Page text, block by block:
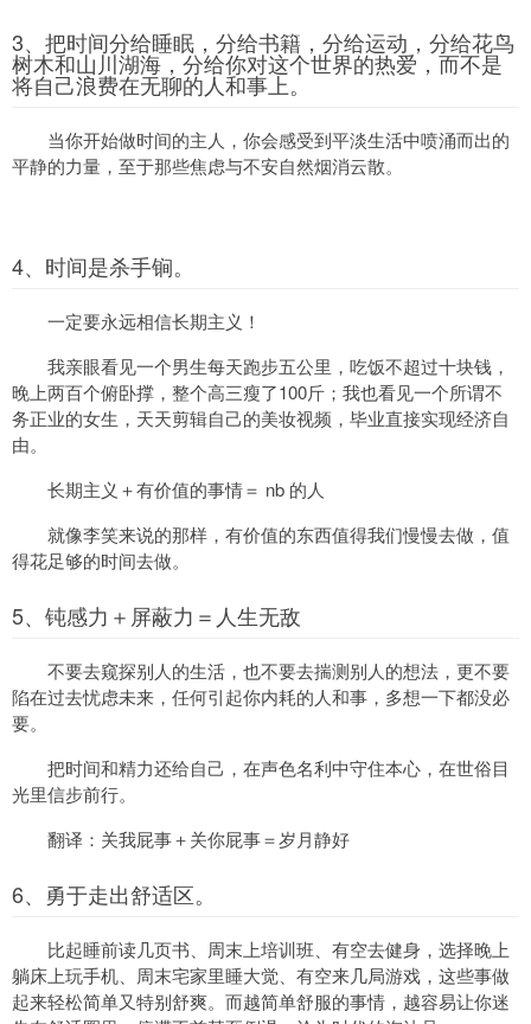
3、把时间分给睡眠，分给书籍，分给运动，分给花鸟
树木和山川湖海，分给你对这个世界的热爱，而不是
将自己浪费在无聊的人和事上。
当你开始做时间的主人，你会感受到平淡生活中喷涌而出的
平静的力量，至于那些焦虑与不安自然烟消云散。
4、时间是杀手锏。
一定要永远相信长期主义！
我亲眼看见一个男生每天跑步五公里，吃饭不超过十块钱，
晚上两百个俯卧撑，整个高三瘦了100斤；我也看见一个所谓不
务正业的女生，天天剪辑自己的美妆视频，毕业直接实现经济自
由。
长期主义＋有价值的事情＝ nb 的人
就像李笑来说的那样，有价值的东西值得我们慢慢去做，值
得花足够的时间去做。
5、钝感力＋屏蔽力＝人生无敌
不要去窥探别人的生活，也不要去揣测别人的想法，更不要
陷在过去忧虑未来，任何引起你内耗的人和事，多想一下都没必
要。
把时间和精力还给自己，在声色名利中守住本心，在世俗目
光里信步前行。
翻译：关我屁事＋关你屁事＝岁月静好
6、勇于走出舒适区。
比起睡前读几页书、周末上培训班、有空去健身，选择晚上
躺床上玩手机、周末宅家里睡大觉、有空来几局游戏，这些事做
起来轻松简单又特别舒爽。而越简单舒服的事情，越容易让你迷